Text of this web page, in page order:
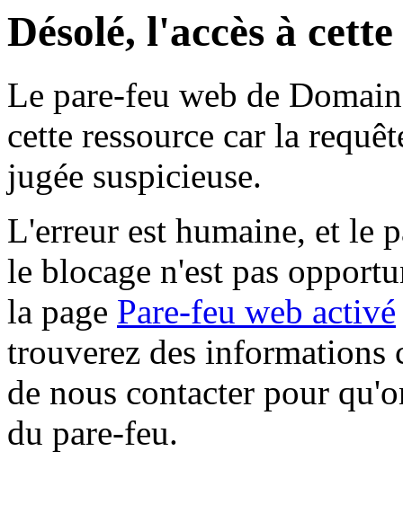
Désolé, l'accès à
Le pare-feu web de
cette ressource car la
jugée suspicieuse.
L'erreur est humaine, et le
le blocage n'est pas
la page Pare-feu web activé
trouverez des informations
de nous contacter pour
du pare-feu.